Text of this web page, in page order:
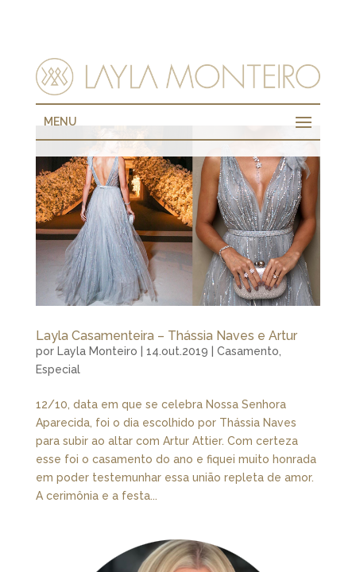
MENU
Layla Casamenteira – Thássia Naves e Artur
por Layla Monteiro 14.out.2019 Casamento
Especial
12/10, data em que se celebra Nossa Senhora
Aparecida, foi o dia escolhido por Thássia Naves
para subir ao altar com Artur Attier. Com certeza
esse foi o casamento do ano e fiquei muito honrada
em poder testemunhar essa união repleta de amor.
A cerimônia e a festa...